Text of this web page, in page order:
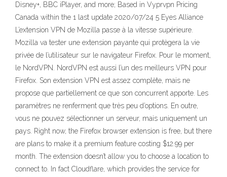
Disney+, BBC iPlayer, and more; Based in Vyprvpn Pricing
Canada within the 1 last update 2020/07/24 5 Eyes Alliance
L’extension VPN de Mozilla passe à la vitesse supérieure.
Mozilla va tester une extension payante qui protègera la vie
privée de l’utilisateur sur le navigateur Firefox. Pour le moment,
le NordVPN. NordVPN est aussi l’un des meilleurs VPN pour
Firefox. Son extension VPN est assez complète, mais ne
propose que partiellement ce que son concurrent apporte. Les
paramètres ne renferment que très peu d’options. En outre,
vous ne pouvez sélectionner un serveur, mais uniquement un
pays. Right now, the Firefox browser extension is free, but there
are plans to make it a premium feature costing $12.99 per
month. The extension doesn’t allow you to choose a location to
connect to. In fact Cloudflare, which provides the service for